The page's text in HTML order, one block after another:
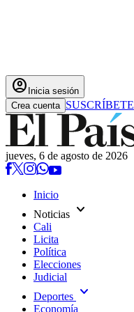
account_circle Inicia sesión
Crea cuenta SUSCRÍBETE
jueves, 6 de agosto de 2026
Inicio
Noticias expand_more
Cali
Licita
Política
Elecciones
Judicial
Deportes expand_more
Economía